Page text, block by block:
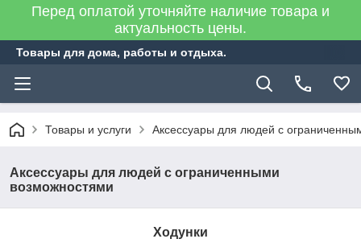
Перед оплатой уточняйте наличие товара и
актуальность цены.
Товары для дома, работы и отдыха.
Товары и услуги Аксессуары для людей с
Аксессуары для людей с ограниченными
возможностями
Ходунки